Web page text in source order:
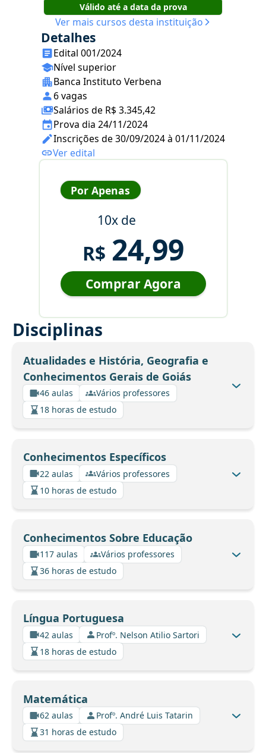
Válido até a data da prova
Ver mais cursos desta instituição
Detalhes
Edital 001/2024
Nível superior
Banca Instituto Verbena
6 vagas
Salários de R$ 3.345,42
Prova dia 24/11/2024
Inscrições de 30/09/2024 à 01/11/2024
Ver edital
Por Apenas
10x de
R$ 24,99
Comprar Agora
Disciplinas
Atualidades e História, Geografia e
Conhecimentos Gerais de Goiás
46 aulas
Vários professores
18 horas de estudo
Conhecimentos Específicos
22 aulas
Vários professores
10 horas de estudo
Conhecimentos Sobre Educação
117 aulas
Vários professores
36 horas de estudo
Língua Portuguesa
42 aulas
Profº. Nelson Atilio Sartori
18 horas de estudo
Matemática
62 aulas
Profº. André Luis Tatarin
31 horas de estudo